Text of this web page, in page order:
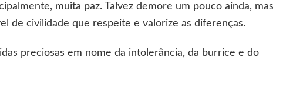
muita paz. Talvez demore um pouco ainda, mas
de civilidade que respeite e valorize as diferenças.
preciosas em nome da intolerância, da burrice e do